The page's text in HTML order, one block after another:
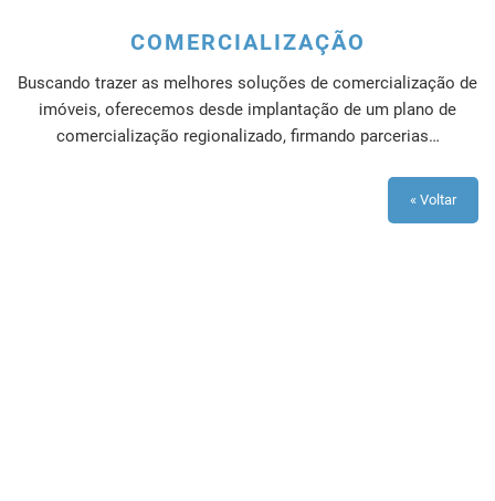
COMERCIALIZAÇÃO
Buscando trazer as melhores soluções de comercialização de
imóveis, oferecemos desde implantação de um plano de
comercialização regionalizado, firmando parcerias…
« Voltar